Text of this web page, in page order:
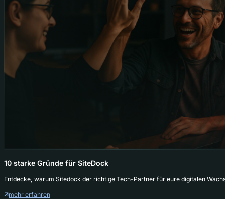
10 starke Gründe für SiteDock
Entdecke, warum Sitedock der richtige Tech-Partner für eure digitalen
mehr erfahren